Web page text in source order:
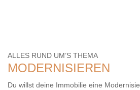
ALLES RUND UM’S THEMA
MODERNISIEREN
Du willst deine Immobilie eine